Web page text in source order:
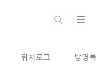
위치로그 방명록